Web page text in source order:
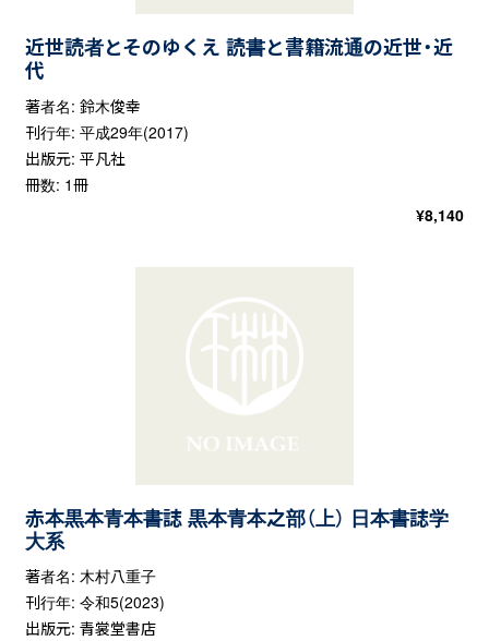
近世読者とそのゆくえ 読書と書籍流通の近世・近
代
著者名: 鈴木俊幸
刊行年: 平成29年(2017)
出版元: 平凡社
冊数: 1冊
¥8,140
赤本黒本青本書誌 黒本青本之部（上） 日本書誌学
大系
著者名: 木村八重子
刊行年: 令和5(2023)
出版元: 青裳堂書店